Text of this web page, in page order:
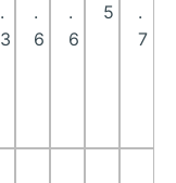
.
3
.
6
.
6
5
.
7